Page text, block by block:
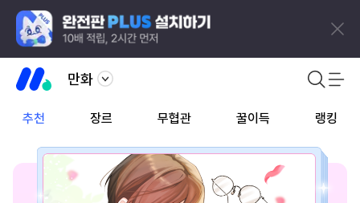
만화
추천 장르 무협관 꿀이득 랭킹